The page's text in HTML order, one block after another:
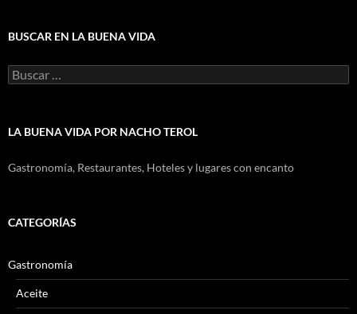
BUSCAR EN LA BUENA VIDA
Buscar:
LA BUENA VIDA POR NACHO TEROL
Gastronomía, Restaurantes, Hoteles y lugares con encanto
CATEGORÍAS
Gastronomía
Aceite